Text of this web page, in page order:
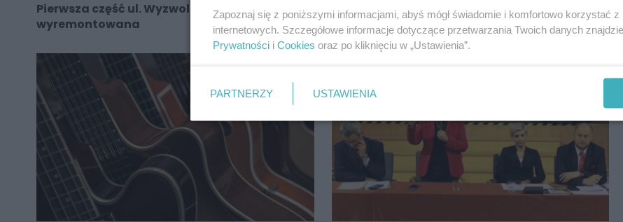
Pierwsza część ul. Wyzwolenia
wyremontowana
Wczoraj górnicy i energetycy protestowali w
Warszawie
Zapoznaj się z poniższymi informacjami, abyś mógł świadomie i komfortowo korzystać
internetowych. Szczegółowe informacje dotyczące przetwarzania Twoich danych
Prywatności i Cookies oraz po kliknięciu w „Ustawienia”.
PARTNERZY USTAWIENIA